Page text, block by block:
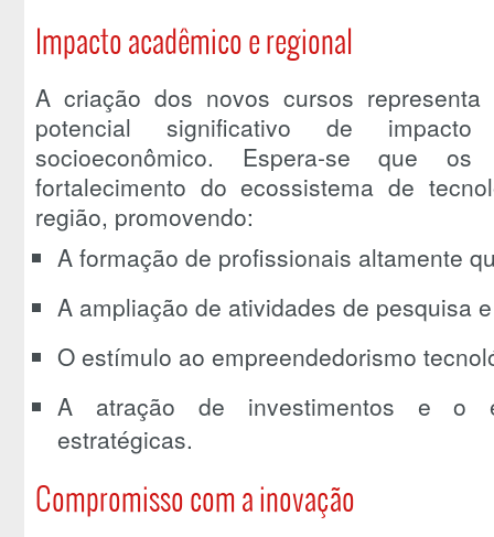
Impacto acadêmico e regional
A criação dos novos cursos
potencial significativo de
socioeconômico. Espera-se que
fortalecimento do ecossistema de
região, promovendo:
A formação de profissionais altamente
A ampliação de atividades de pesquisa
O estímulo ao empreendedorismo
A atração de investimentos e o
estratégicas.
Compromisso com a inovação